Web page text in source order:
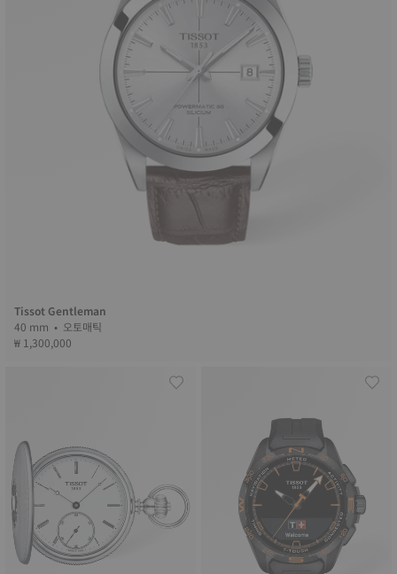
Tissot Gentleman
40 mm • 오토매틱
₩ 1,300,000